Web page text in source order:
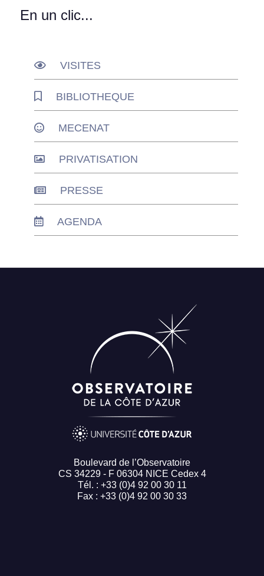
En un clic...
VISITES
BIBLIOTHEQUE
MECENAT
PRIVATISATION
PRESSE
AGENDA
Boulevard de l’Observatoire
CS 34229 - F 06304 NICE Cedex 4
Tél. : +33 (0)4 92 00 30 11
Fax : +33 (0)4 92 00 30 33